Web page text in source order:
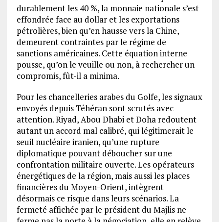
durablement les 40 %, la monnaie nationale s’est
effondrée face au dollar et les exportations
pétrolières, bien qu’en hausse vers la Chine,
demeurent contraintes par le régime de
sanctions américaines. Cette équation interne
pousse, qu’on le veuille ou non, à rechercher un
compromis, fût-il a minima.
Pour les chancelleries arabes du Golfe, les signaux
envoyés depuis Téhéran sont scrutés avec
attention. Riyad, Abou Dhabi et Doha redoutent
autant un accord mal calibré, qui légitimerait le
seuil nucléaire iranien, qu’une rupture
diplomatique pouvant déboucher sur une
confrontation militaire ouverte. Les opérateurs
énergétiques de la région, mais aussi les places
financières du Moyen-Orient, intègrent
désormais ce risque dans leurs scénarios. La
fermeté affichée par le président du Majlis ne